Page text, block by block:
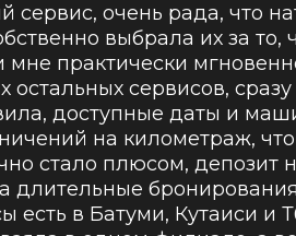
сервис, очень рада, что
выбрала их за то,
мне практически
остальных сервисов,
доступные даты и
на километраж, что
стало плюсом, депозит
длительные
есть в Батуми, Кутаиси и